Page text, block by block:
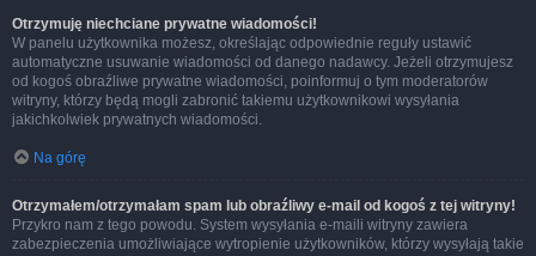
Otrzymuję niechciane prywatne wiadomości!
W panelu użytkownika możesz, określając odpowiednie reguły ustawić
automatyczne usuwanie wiadomości od danego nadawcy. Jeżeli otrzymujesz
od kogoś obraźliwe prywatne wiadomości, poinformuj o tym moderatorów
witryny, którzy będą mogli zabronić takiemu użytkownikowi wysyłania
jakichkolwiek prywatnych wiadomości.
Na górę
Otrzymałem/otrzymałam spam lub obraźliwy e-mail od kogoś z tej witryny!
Przykro nam z tego powodu. System wysyłania e-maili witryny zawiera
zabezpieczenia umożliwiające wytropienie użytkowników, którzy wysyłają takie